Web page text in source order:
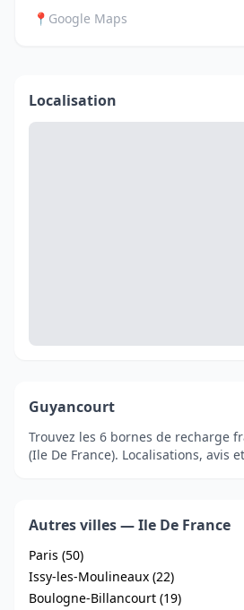
📍 Google Maps
Localisation
Guyancourt
Trouvez les 6 bornes de recharge
(Ile De France). Localisations, avis
Autres villes — Ile De France
Paris (50)
Issy-les-Moulineaux (22)
Boulogne-Billancourt (19)